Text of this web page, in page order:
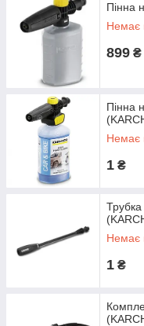
Пінна
Немає
899 ₴
Пінна
Немає
1 ₴
Немає
1 ₴